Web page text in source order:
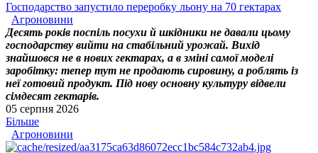
Господарство запустило переробку льону на 70 гектарах
Агроновини
Десять років поспіль посухи й шкідники не давали цьому
господарству вийти на стабільний урожай. Вихід
знайшовся не в нових гектарах, а в зміні самої моделі
заробітку: тепер тут не продають сировину, а роблять із
неї готовий продукт. Під нову основну культуру відвели
сімдесят гектарів.
05 серпня 2026
Більше
Агроновини